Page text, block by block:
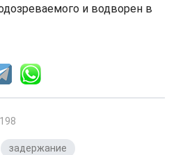
и водворен в
задержание